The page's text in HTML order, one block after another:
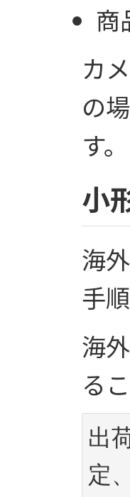
商
カ
の
す。
小
海
手
海
る
出
定